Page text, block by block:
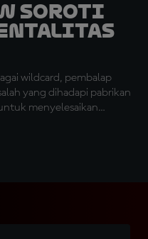
Soroti
wildcard, pembalap
yang dihadapi pabrikan
menyelesaikan